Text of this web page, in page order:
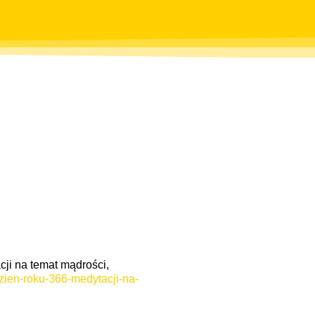
na temat mądrości,
roku-366-medytacji-na-